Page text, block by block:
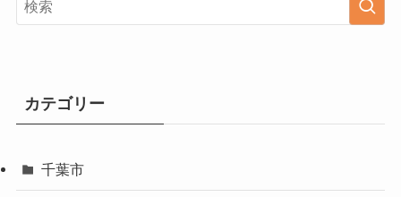
カテゴリー
千葉市